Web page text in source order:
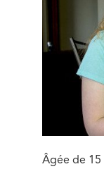
Âgée de 15